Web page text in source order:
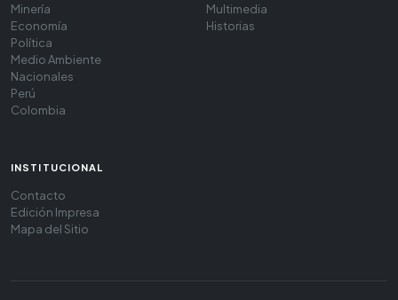
Minería
Economía
Política
Medio Ambiente
Nacionales
Perú
Colombia
Multimedia
Historias
INSTITUCIONAL
Contacto
Edición Impresa
Mapa del Sitio